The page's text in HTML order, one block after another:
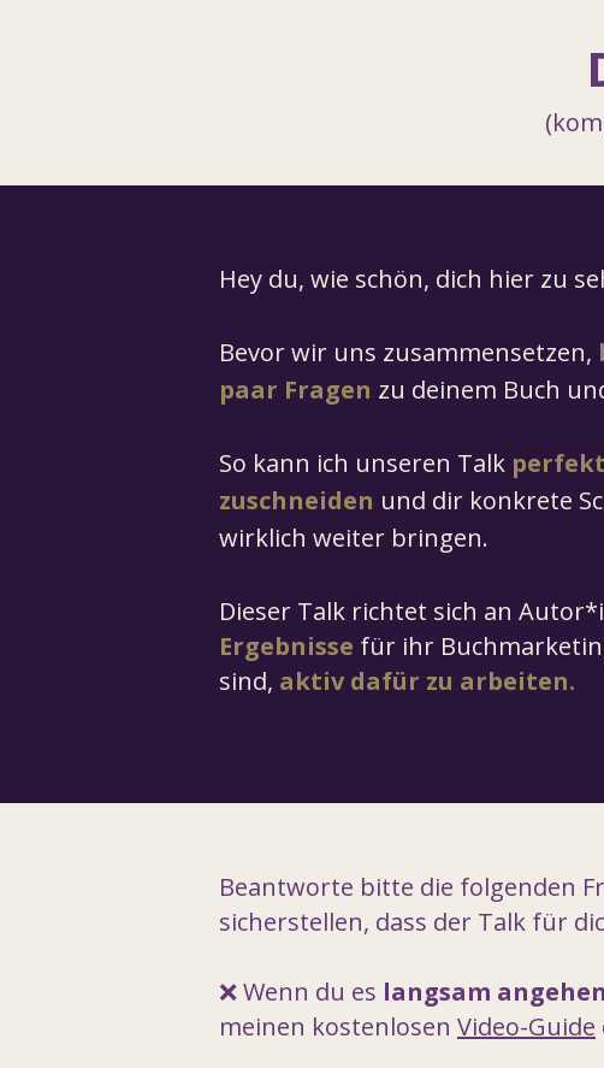
Hey du, wie schön, dich hier zu
Bevor wir uns zusammensetzen,
paar Fragen zu deinem Buch
So kann ich unseren Talk
zuschneiden und dir konkrete
wirklich weiter bringen.
Dieser Talk richtet sich an
Ergebnisse für ihr
sind, aktiv dafür zu arbeiten.
Beantworte bitte die folgenden
sicherstellen, dass der Talk für
​❌ Wenn du es langsam angehen
meinen kostenlosen Video-Guide